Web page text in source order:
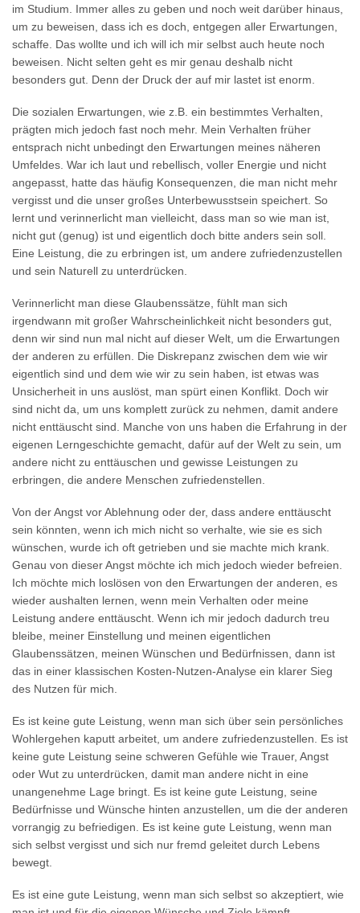
im Studium. Immer alles zu geben und noch weit darüber hinaus,
um zu beweisen, dass ich es doch, entgegen aller Erwartungen,
schaffe. Das wollte und ich will ich mir selbst auch heute noch
beweisen. Nicht selten geht es mir genau deshalb nicht
besonders gut. Denn der Druck der auf mir lastet ist enorm.
Die sozialen Erwartungen, wie z.B. ein bestimmtes Verhalten,
prägten mich jedoch fast noch mehr. Mein Verhalten früher
entsprach nicht unbedingt den Erwartungen meines näheren
Umfeldes. War ich laut und rebellisch, voller Energie und nicht
angepasst, hatte das häufig Konsequenzen, die man nicht mehr
vergisst und die unser großes Unterbewusstsein speichert. So
lernt und verinnerlicht man vielleicht, dass man so wie man ist,
nicht gut (genug) ist und eigentlich doch bitte anders sein soll.
Eine Leistung, die zu erbringen ist, um andere zufriedenzustellen
und sein Naturell zu unterdrücken.
Verinnerlicht man diese Glaubenssätze, fühlt man sich
irgendwann mit großer Wahrscheinlichkeit nicht besonders gut,
denn wir sind nun mal nicht auf dieser Welt, um die Erwartungen
der anderen zu erfüllen. Die Diskrepanz zwischen dem wie wir
eigentlich sind und dem wie wir zu sein haben, ist etwas was
Unsicherheit in uns auslöst, man spürt einen Konflikt. Doch wir
sind nicht da, um uns komplett zurück zu nehmen, damit andere
nicht enttäuscht sind. Manche von uns haben die Erfahrung in der
eigenen Lerngeschichte gemacht, dafür auf der Welt zu sein, um
andere nicht zu enttäuschen und gewisse Leistungen zu
erbringen, die andere Menschen zufriedenstellen.
Von der Angst vor Ablehnung oder der, dass andere enttäuscht
sein könnten, wenn ich mich nicht so verhalte, wie sie es sich
wünschen, wurde ich oft getrieben und sie machte mich krank.
Genau von dieser Angst möchte ich mich jedoch wieder befreien.
Ich möchte mich loslösen von den Erwartungen der anderen, es
wieder aushalten lernen, wenn mein Verhalten oder meine
Leistung andere enttäuscht. Wenn ich mir jedoch dadurch treu
bleibe, meiner Einstellung und meinen eigentlichen
Glaubenssätzen, meinen Wünschen und Bedürfnissen, dann ist
das in einer klassischen Kosten-Nutzen-Analyse ein klarer Sieg
des Nutzen für mich.
Es ist keine gute Leistung, wenn man sich über sein persönliches
Wohlergehen kaputt arbeitet, um andere zufriedenzustellen. Es ist
keine gute Leistung seine schweren Gefühle wie Trauer, Angst
oder Wut zu unterdrücken, damit man andere nicht in eine
unangenehme Lage bringt. Es ist keine gute Leistung, seine
Bedürfnisse und Wünsche hinten anzustellen, um die der anderen
vorrangig zu befriedigen. Es ist keine gute Leistung, wenn man
sich selbst vergisst und sich nur fremd geleitet durch Lebens
bewegt.
Es ist eine gute Leistung, wenn man sich selbst so akzeptiert, wie